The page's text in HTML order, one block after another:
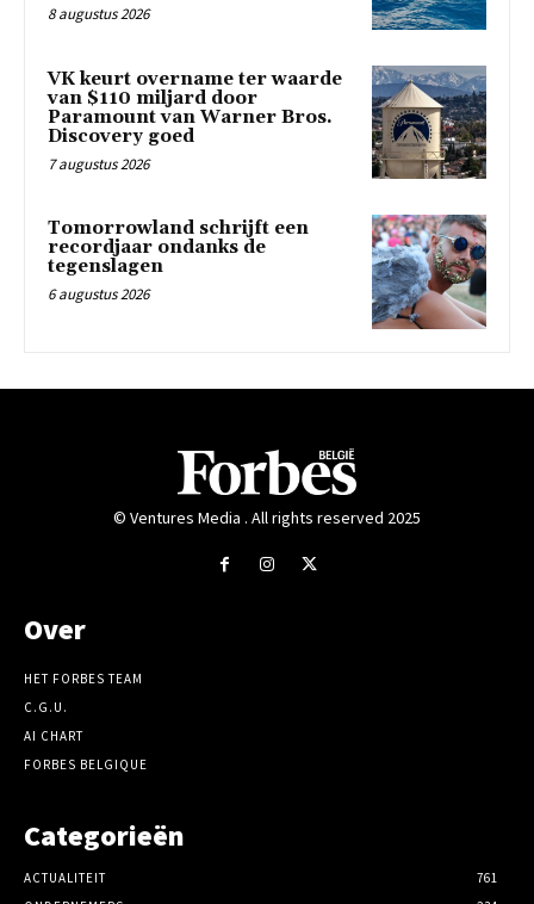
8 augustus 2026
VK keurt overname ter waarde
van $110 miljard door
Paramount van Warner Bros.
Discovery goed
7 augustus 2026
Tomorrowland schrijft een
recordjaar ondanks de
tegenslagen
6 augustus 2026
© Ventures Media . All rights reserved 2025
Over
HET FORBES TEAM
C.G.U.
AI CHART
FORBES BELGIQUE
Categorieën
ACTUALITEIT
761